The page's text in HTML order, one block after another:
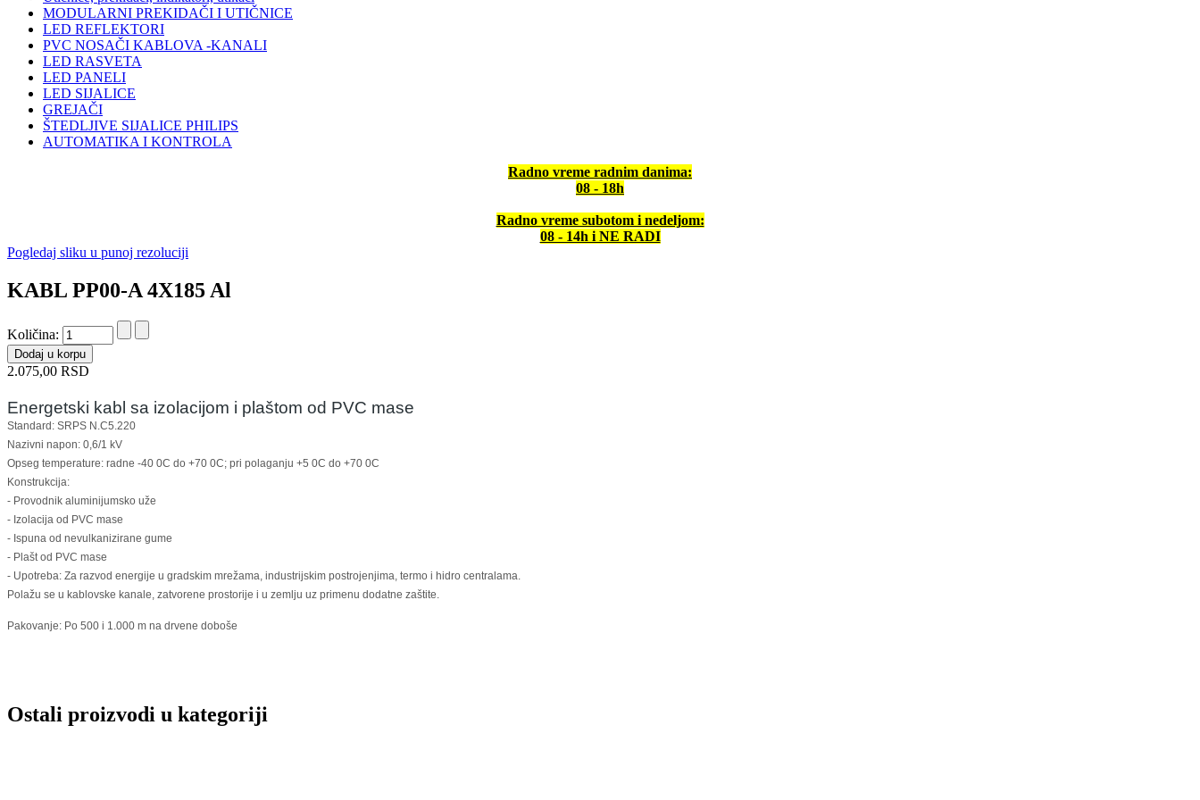
MODULARNI PREKIDAČI I UTIČNICE
LED REFLEKTORI
PVC NOSAČI KABLOVA -KANALI
LED RASVETA
LED PANELI
LED SIJALICE
GREJAČI
ŠTEDLJIVE SIJALICE PHILIPS
AUTOMATIKA I KONTROLA
Radno vreme radnim danima:
08 - 18h
Radno vreme subotom i nedeljom:
08 - 14h i NE RADI
Pogledaj sliku u punoj rezoluciji
KABL PP00-A 4X185 Al
Količina:
2.075,00 RSD
Energetski kabl sa izolacijom i plaštom od PVC mase
Standard: SRPS N.C5.220
Nazivni napon: 0,6/1 kV
Opseg temperature: radne -40 0C do +70 0C; pri polaganju +5 0C do +70 0C
Konstrukcija:
- Provodnik aluminijumsko uže
- Izolacija od PVC mase
- Ispuna od nevulkanizirane gume
- Plašt od PVC mase
- Upotreba: Za razvod energije u gradskim mrežama, industrijskim postrojenjima, termo i hidro centralama.
Polažu se u kablovske kanale, zatvorene prostorije i u zemlju uz primenu dodatne zaštite.
Pakovanje: Po 500 i 1.000 m na drvene doboše
Ostali proizvodi u kategoriji